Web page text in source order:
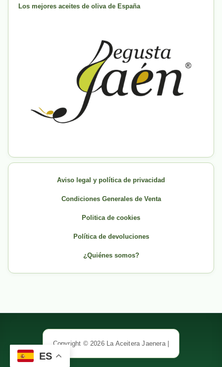
Los mejores aceites de oliva de España
Aviso legal y política de privacidad
Condiciones Generales de Venta
Politica de cookies
Política de devoluciones
¿Quiénes somos?
Copyright © 2026 La Aceitera Jaenera |
ES